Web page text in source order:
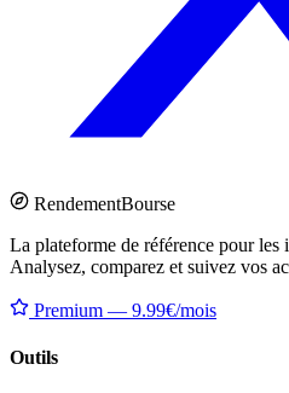
RendementBourse
La plateforme de référence pour les
Analysez, comparez et suivez vos
Premium — 9.99€/mois
Outils